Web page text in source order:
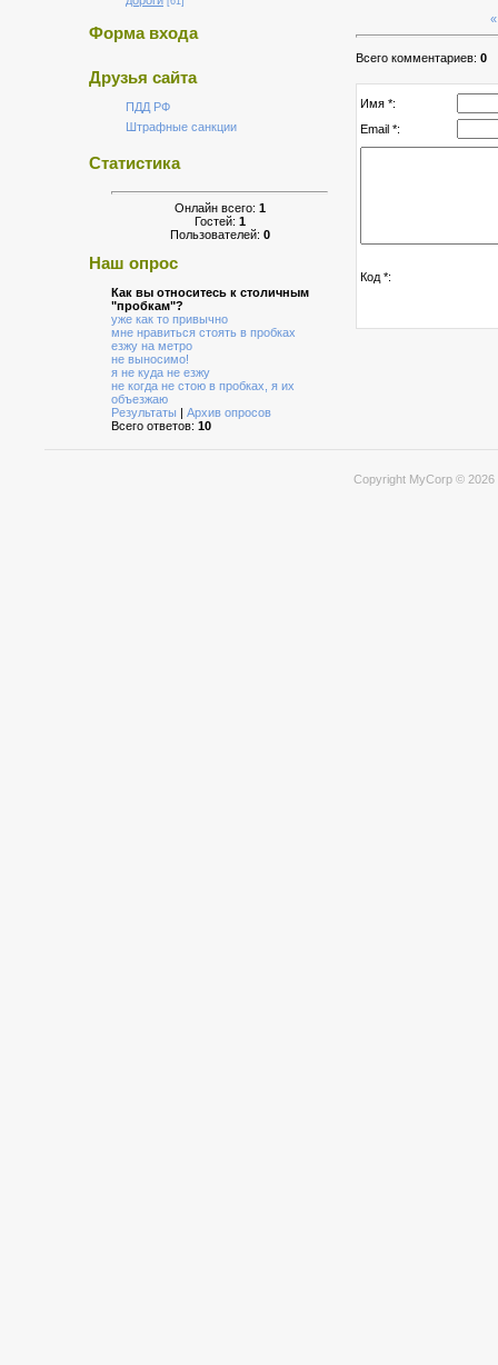
Форма входа
Друзья сайта
ПДД РФ
Штрафные санкции
Статистика
Онлайн всего: 1
Гостей: 1
Пользователей: 0
Наш опрос
Как вы относитесь к столичным
"пробкам"?
уже как то привычно
мне нравиться стоять в пробках
езжу на метро
не выносимо!
я не куда не езжу
не когда не стою в пробках, я их
объезжаю
Результаты | Архив опросов
Всего ответов: 10
Всего комментариев: 0
Имя *:
Email *:
Код *:
Copyright MyCorp ©